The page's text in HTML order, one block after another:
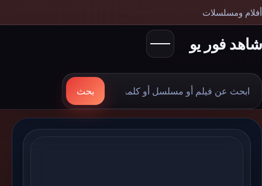
أفلام ومسلسلات
شاهد فور يو
ابحث
بحث